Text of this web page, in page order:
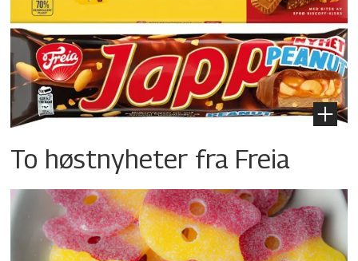
To høstnyheter fra Freia